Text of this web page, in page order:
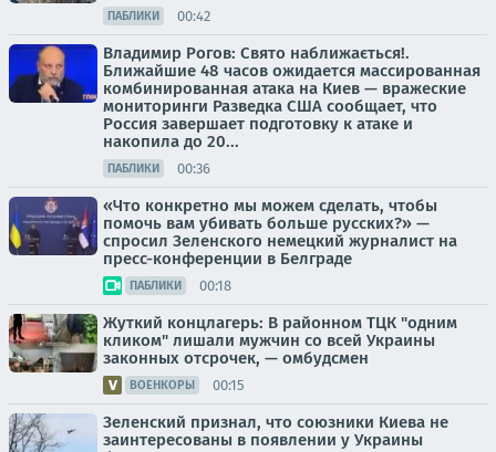
ПАБЛИКИ 00:42
Владимир Рогов: Свято наближається!.
Ближайшие 48 часов ожидается массированная
комбинированная атака на Киев — вражеские
мониторинги Разведка США сообщает, что
Россия завершает подготовку к атаке и
накопила до 20...
ПАБЛИКИ 00:36
«Что конкретно мы можем сделать, чтобы
помочь вам убивать больше русских?» —
спросил Зеленского немецкий журналист на
пресс-конференции в Белграде
ПАБЛИКИ 00:18
Жуткий концлагерь: В районном ТЦК "одним
кликом" лишали мужчин со всей Украины
законных отсрочек, — омбудсмен
ВОЕНКОРЫ 00:15
Зеленский признал, что союзники Киева не
заинтересованы в появлении у Украины